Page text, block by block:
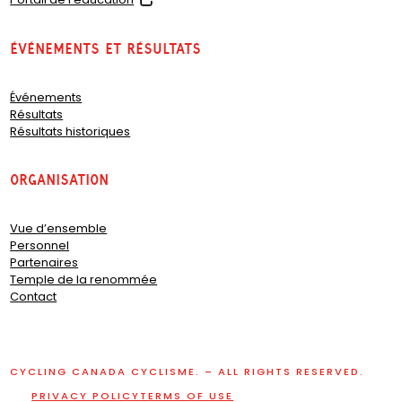
e
Événements et résultats
Événements
Résultats
Résultats historiques
organisation
Vue d’ensemble
Personnel
Partenaires
Temple de la renommée
Contact
CYCLING CANADA CYCLISME. – ALL RIGHTS RESERVED.
PRIVACY POLICYTERMS OF USE